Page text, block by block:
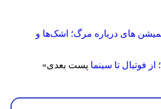
های درباره مرگ؛ اشک‌ها و
تا سینما پست بعدی»